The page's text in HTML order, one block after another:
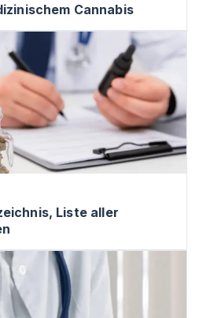
Cannabis
Liste aller